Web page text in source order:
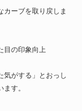
カーブを取り戻しま
目の印象向上
気がする」とおっし
す。